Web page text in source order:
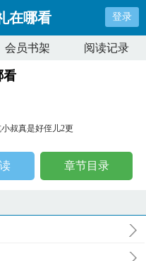
在哪看 登录
会员书架 阅读记录
看
叔真是好侄儿2更
章节目录